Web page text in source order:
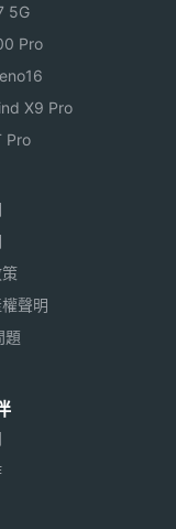
5G
Pro
X9 Pro
Pro
聲明
題